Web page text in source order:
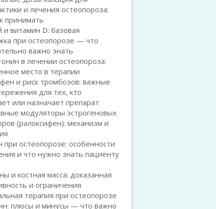
и лечения остеопороза:
принимать
и витамин D: базовая
при остеопорозе — что
важно знать
в лечении остеопороза:
место в терапии
и риск тромбозов: важные
для тех, кто
или назначает препарат
модуляторы эстрогеновых
(ралоксифен): механизм и
при остеопорозе: особенности
и что нужно знать пациенту
и костная масса: доказанная
и ограничения
терапия при остеопорозе
плюсы и минусы — что важно